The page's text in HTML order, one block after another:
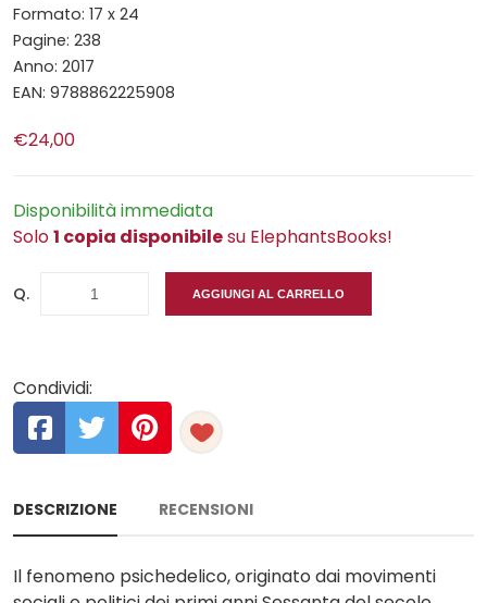
Formato: 17 x 24
Pagine: 238
Anno: 2017
EAN: 9788862225908
€24,00
Disponibilità immediata
Solo1 copia disponibilesu ElephantsBooks!
Q. AGGIUNGI AL CARRELLO
Condividi:
DESCRIZIONE RECENSIONI
Il fenomeno psichedelico, originato dai movimenti